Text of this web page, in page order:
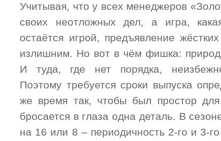
Учитывая, что у всех менеджеров
своих неотложных дел, а игра,
остаётся игрой, предъявление
излишним. Но вот в чём фишка:
И туда, где нет порядка,
Поэтому требуется сроки выпуска
же время так, чтобы был простор
бросается в глаза одна деталь. В
на 16 или 8 – периодичность 2-го и 3-